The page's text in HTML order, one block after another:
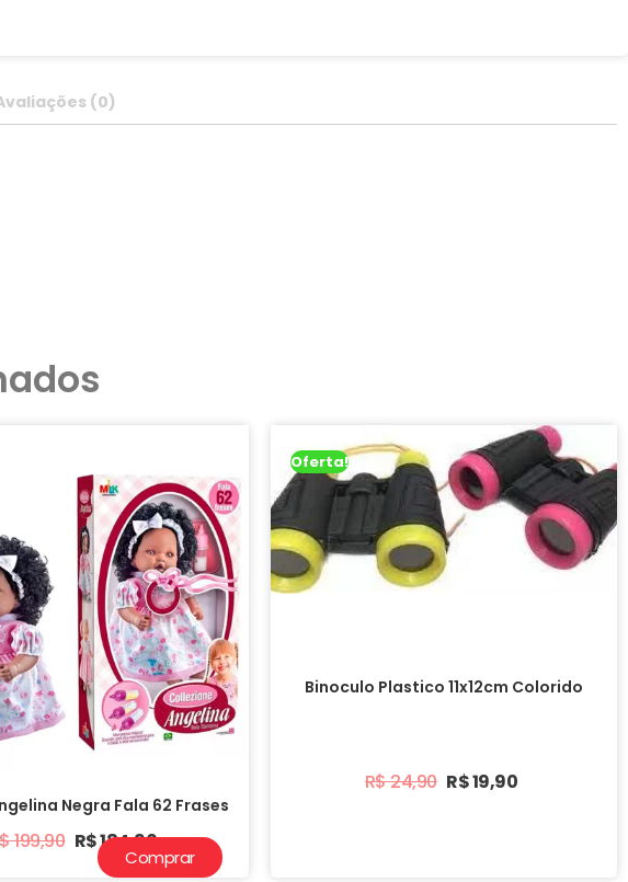
(0)
Negra Fala 62 Frases
199,90 R$184,90
Oferta!
Binoculo Plastico 11x12cm Colorido
R$24,90 R$19,90
Comprar